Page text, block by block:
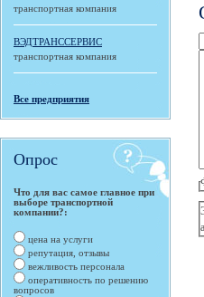
транспортная компания
ВЭДТРАНССЕРВИС
транспортная компания
Все предприятия
Опрос
Что для вас самое главное при
выборе транспортной
компании?:
цена на услуги
репутация, отзывы
вежливость персонала
оперативность по решению
вопросов